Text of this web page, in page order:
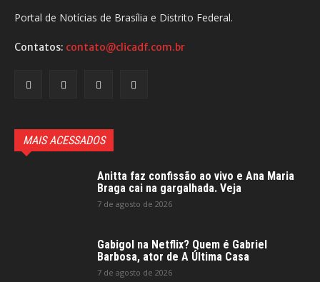
Portal de Notícias de Brasília e Distrito Federal.
Contatos: contato@clicadf.com.br
MAIS ACESSADOS
Anitta faz confissão ao vivo e Ana Maria
Braga cai na gargalhada. Veja
7 de agosto de 2026
Gabigol na Netflix? Quem é Gabriel
Barbosa, ator de A Última Casa
7 de agosto de 2026